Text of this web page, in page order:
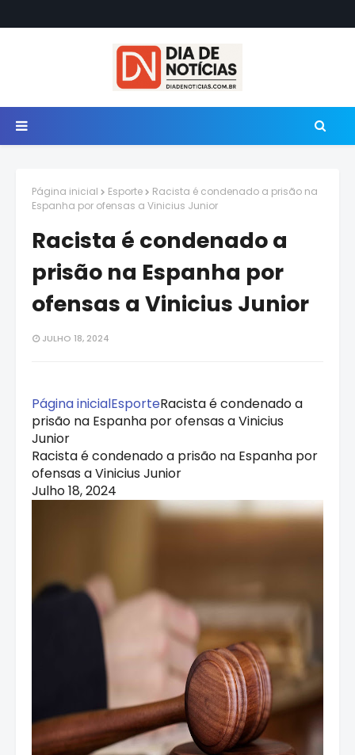
Página inicial Esporte
Racista é condenado a prisão na
Espanha por ofensas a Vinicius Junior
Racista é condenado a
prisão na Espanha por
ofensas a Vinicius Junior
JULHO 18, 2024
Página inicialEsporteRacista é condenado a
prisão na Espanha por ofensas a Vinicius
Junior
Racista é condenado a prisão na Espanha por
ofensas a Vinicius Junior
Julho 18, 2024